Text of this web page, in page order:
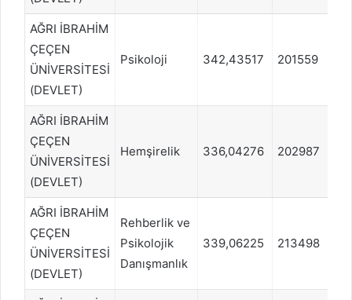
AĞRI İBRAHİM
ÇEÇEN
ÜNİVERSİTESİ
(DEVLET)
Psikoloji 342,43517 201559
AĞRI İBRAHİM
ÇEÇEN
ÜNİVERSİTESİ
(DEVLET)
Hemşirelik 336,04276 202987
AĞRI İBRAHİM
ÇEÇEN
ÜNİVERSİTESİ
(DEVLET)
Rehberlik ve
Psikolojik
Danışmanlık
339,06225 213498